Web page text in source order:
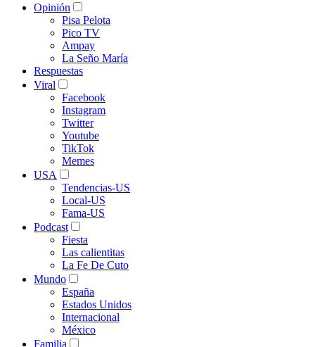
Opinión
Pisa Pelota
Pico TV
Ampay
La Seño María
Respuestas
Viral
Facebook
Instagram
Twitter
Youtube
TikTok
Memes
USA
Tendencias-US
Local-US
Fama-US
Podcast
Fiesta
Las calientitas
La Fe De Cuto
Mundo
España
Estados Unidos
Internacional
México
Familia